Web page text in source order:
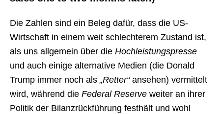
Die Zahlen sind ein Beleg dafür, dass die US-
Wirtschaft in einem weit schlechterem Zustand ist,
als uns allgemein über die Hochleistungspresse
und auch einige alternative Medien (die Donald
Trump immer noch als „Retter“ansehen) vermittelt
wird, während die Federal Reserve weiter an ihrer
Politik der Bilanzrückführung festhält und wohl